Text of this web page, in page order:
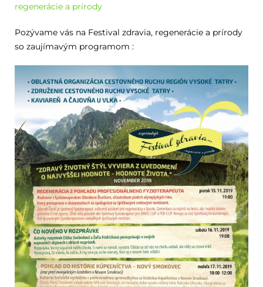
regenerácie a prírody
Pozývame vás na Festival zdravia, regenerácie a prírody
so zaujímavým programom :